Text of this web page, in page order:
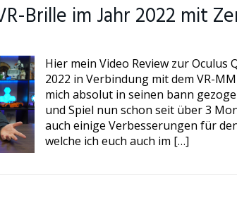
Brille im Jahr 2022 mit
Hier mein Video Review zur Oculus
2022 in Verbindung mit dem VR-
mich absolut in seinen bann
und Spiel nun schon seit über 3
auch einige Verbesserungen für
welche ich euch auch im […]